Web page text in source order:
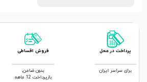
پرداخت در محل
برای سراسر ایران
فروش اقساطی
بدون ضامن,
بازپرداخت 12 ماهه